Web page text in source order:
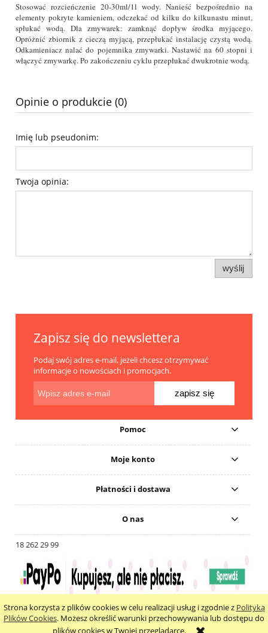
Strona korzysta z plików cookies w celu realizacji usług i zgodnie z Polityką
Plików Cookies. Możesz określić warunki przechowywania lub dostępu do
plików cookies w Twojej przeglądarce.
Stosować rozcieńczenie 20-30ml/1l wody. Nanieść bezpośrednio na
elementy pokryte kamieniem, odczekać od kilku do kilkunastu minut,
spłukać wodą. Dla zmywarek: zamknąć dopływ środka myjącego.
Opróżnić zbiornik z cieczą myjącą, przepłukać instalację czystą wodą.
Odkamieniacz nalać do pojemnika zmywarki. Nastawić na 60 stopni i
włączyć zmywarkę. Po zakończeniu cyklu przepłukać dwukrotnie wodą.
Opinie o produkcie (0)
Imię lub pseudonim:
Twoja opinia:
wyślij
Zapisz się do newslettera
Podaj swój adres e-mail, jeżeli chcesz otrzymywać
informacje o nowościach i promocjach.
zapisz się
Pomoc
Moje konto
Płatności i dostawa
O nas
18 262 29 99
pokaż pełną wersję strony